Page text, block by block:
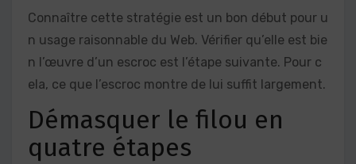
Connaître cette stratégie est un bon début pour u
n usage raisonnable du Web. Vérifier qu’elle est bie
n l’œuvre d’un escroc est l’étape suivante. Pour c
ela, ce que l’escroc montre de lui suffit largement.
Démasquer le filou en
quatre étapes